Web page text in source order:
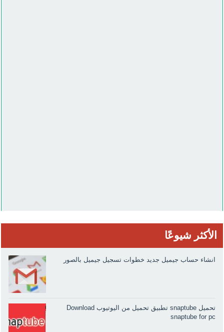
الأكثر شيوعًا
انشاء حساب جيميل جديد خطوات تسجيل جيميل بالصور
تحميل snaptube تطبيق تحميل من اليوتيوب Download
snaptube for pc